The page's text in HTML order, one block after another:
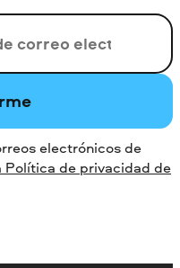
electrónicos de
Política de privacidad de